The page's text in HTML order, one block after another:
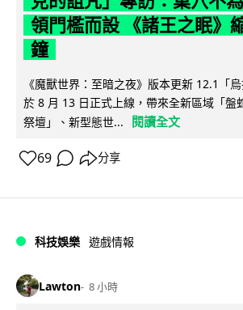
領門檻而設 《諸王之眠》
鐘
《魔獸世界：至暗之夜》版本更新 12.1「
於 8 月 13 日正式上線，帶來全新區域「盤
祭壇」、新型態世...
閱讀全文
69 分享
科技娛樂 遊戲情報
Lawton 8 小時